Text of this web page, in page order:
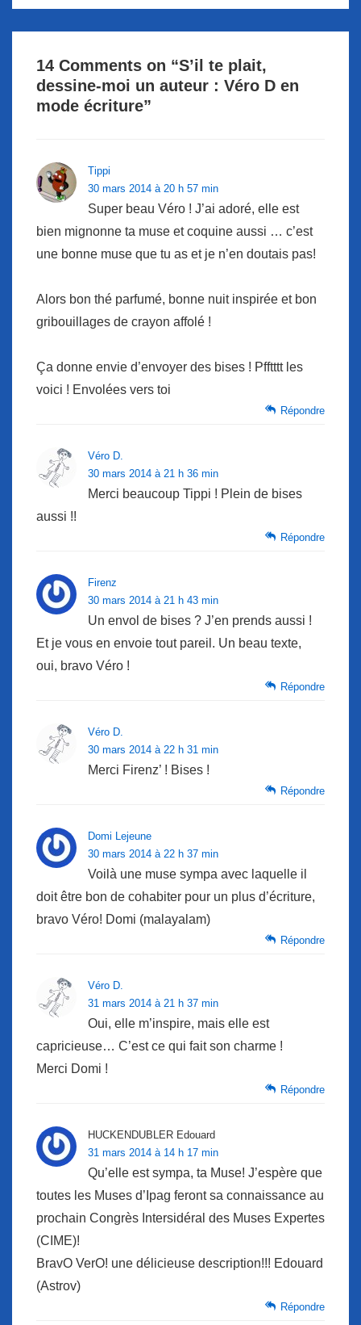
14 Comments on “S’il te plait,
dessine-moi un auteur : Véro D en
mode écriture”
Tippi
30 mars 2014 à 20 h 57 min
Super beau Véro ! J’ai adoré, elle est
bien mignonne ta muse et coquine aussi … c’est
une bonne muse que tu as et je n’en doutais pas!
Alors bon thé parfumé, bonne nuit inspirée et bon
gribouillages de crayon affolé !
Ça donne envie d’envoyer des bises ! Pfftttt les
voici ! Envolées vers toi
Répondre
Véro D.
30 mars 2014 à 21 h 36 min
Merci beaucoup Tippi ! Plein de bises
aussi !!
Répondre
Firenz
30 mars 2014 à 21 h 43 min
Un envol de bises ? J’en prends aussi !
Et je vous en envoie tout pareil. Un beau texte,
oui, bravo Véro !
Répondre
Véro D.
30 mars 2014 à 22 h 31 min
Merci Firenz’ ! Bises !
Répondre
Domi Lejeune
30 mars 2014 à 22 h 37 min
Voilà une muse sympa avec laquelle il
doit être bon de cohabiter pour un plus d’écriture,
bravo Véro! Domi (malayalam)
Répondre
Véro D.
31 mars 2014 à 21 h 37 min
Oui, elle m’inspire, mais elle est
capricieuse… C’est ce qui fait son charme !
Merci Domi !
Répondre
HUCKENDUBLER Edouard
31 mars 2014 à 14 h 17 min
Qu’elle est sympa, ta Muse! J’espère que
toutes les Muses d’Ipag feront sa connaissance au
prochain Congrès Intersidéral des Muses Expertes
(CIME)!
BravO VerO! une délicieuse description!!! Edouard
(Astrov)
Répondre